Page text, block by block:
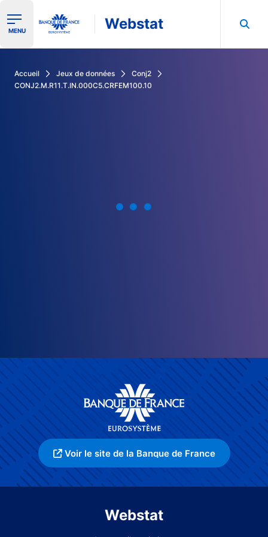
Ouvrir le menu de navigation
MENU Webstat
Accueil Jeux de données
Conj2
CONJ2.M.R11.T.IN.000C5.CRFEM100.10
Voir le site de la Banque de France
Webstat